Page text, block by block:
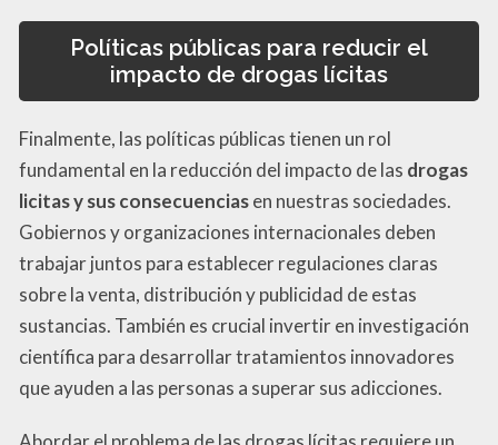
Políticas públicas para reducir el
impacto de drogas lícitas
Finalmente, las políticas públicas tienen un rol
fundamental en la reducción del impacto de las drogas
licitas y sus consecuenciasen nuestras sociedades.
Gobiernos y organizaciones internacionales deben
trabajar juntos para establecer regulaciones claras
sobre la venta, distribución y publicidad de estas
sustancias. También es crucial invertir en investigación
científica para desarrollar tratamientos innovadores
que ayuden a las personas a superar sus adicciones.